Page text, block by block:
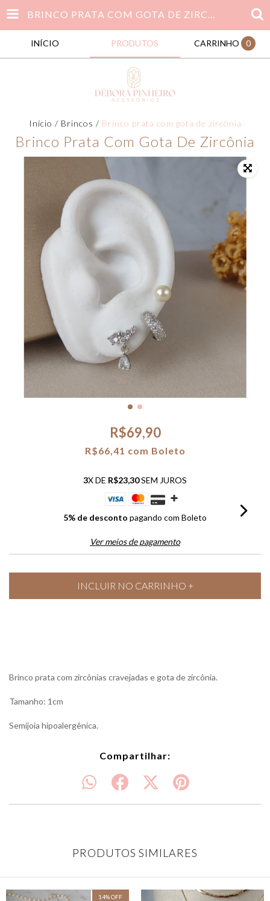
BRINCO PRATA COM GOTA DE ZIRCÔNIA
INÍCIO PRODUTOS CARRINHO 0
Início / Brincos / Brinco prata com gota de zircônia
Brinco Prata Com Gota De Zircônia
R$69,90
R$66,41 com Boleto
3X DE R$23,30SEM JUROS
5% de desconto pagando com Boleto
Ver meios de pagamento
Brinco prata com zircônias cravejadas e gota de zircônia.
Tamanho: 1cm
Semijoia hipoalergênica.
Compartilhar:
PRODUTOS SIMILARES
14%OFF